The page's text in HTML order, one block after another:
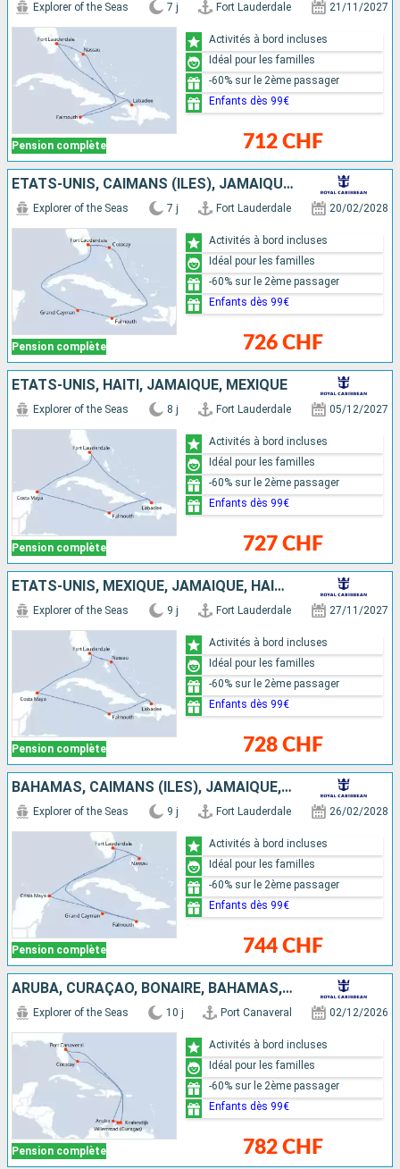
Pension complète
Explorer of the Seas 7 j Fort Lauderdale 21/11/2027
712 CHF
Activités à bord incluses
Idéal pour les familles
-60% sur le 2ème passager
Enfants dès 99€
ÉTATS-UNIS, CAÏMANS (ÎLES), JAMAÏQUE, BAHAMAS
Pension complète
Explorer of the Seas 7 j Fort Lauderdale 20/02/2028
726 CHF
Activités à bord incluses
Idéal pour les familles
-60% sur le 2ème passager
Enfants dès 99€
ÉTATS-UNIS, HAÏTI, JAMAÏQUE, MEXIQUE
Pension complète
Explorer of the Seas 8 j Fort Lauderdale 05/12/2027
727 CHF
Activités à bord incluses
Idéal pour les familles
-60% sur le 2ème passager
Enfants dès 99€
ÉTATS-UNIS, MEXIQUE, JAMAÏQUE, HAÏTI, BAHAMAS
Pension complète
Explorer of the Seas 9 j Fort Lauderdale 27/11/2027
728 CHF
Activités à bord incluses
Idéal pour les familles
-60% sur le 2ème passager
Enfants dès 99€
BAHAMAS, CAÏMANS (ÎLES), JAMAÏQUE, MEXIQUE, ÉTATS-UNIS
Pension complète
Explorer of the Seas 9 j Fort Lauderdale 26/02/2028
744 CHF
Activités à bord incluses
Idéal pour les familles
-60% sur le 2ème passager
Enfants dès 99€
ARUBA, CURAÇAO, BONAIRE, BAHAMAS, ÉTATS-UNIS
Pension complète
Explorer of the Seas 10 j Port Canaveral 02/12/2026
782 CHF
Activités à bord incluses
Idéal pour les familles
-60% sur le 2ème passager
Enfants dès 99€